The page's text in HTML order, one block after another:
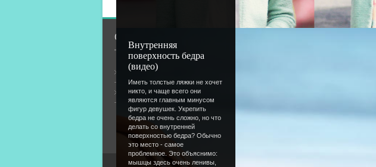
Внутренняя
поверхность бедра
(видео)
Иметь толстые ляжки не хочет
никто, и чаще всего они
являются главным минусом
фигур девушек. Укрепить
бедра не очень сложно, но что
делать со внутренней
поверхностью бедра? Обычно
это место - самое
проблемное. Это объяснимо:
мышцы здесь очень ленивы,
О сайте
Общая информация
Форум
Пользователей: